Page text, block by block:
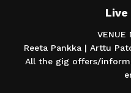
Live
VENUE
Reeta Pankka | Arttu
All the gig offers/